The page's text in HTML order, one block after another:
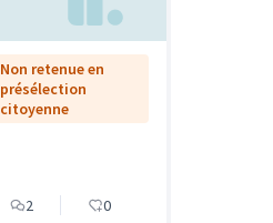
Non retenue en
présélection
citoyenne
2 0